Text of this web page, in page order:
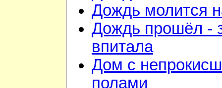
Дождь молится
Дождь прошёл -
впитала
Дом с
полами